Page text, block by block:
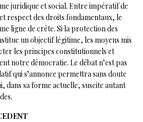
juridique et social. Entre impératif de
respect des droits fondamentaux, le
ligne de crête. Si la protection des
un objectif légitime, les moyens mis
les principes constitutionnels et
notre démocratie. Le débat n’est pas
qui s’annonce permettra sans doute
dans sa forme actuelle, suscite autant